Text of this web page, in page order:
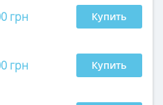
грн Купить
грн Купить